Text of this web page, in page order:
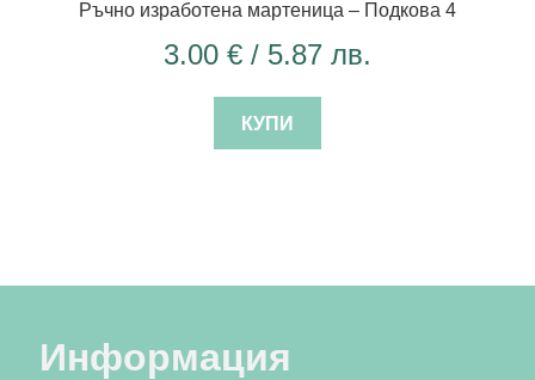
Ръчно изработена мартеница – Подкова 4
3.00 € / 5.87 лв.
КУПИ
Информация